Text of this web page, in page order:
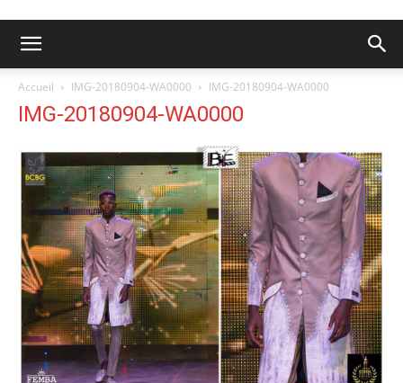
Accueil IMG-20180904-WA0000 IMG-20180904-WA0000
IMG-20180904-WA0000